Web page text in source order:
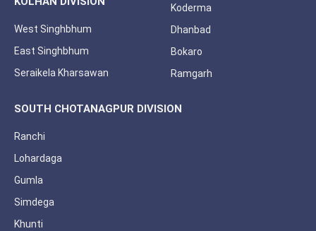
West Singhbhum
East Singhbhum
Seraikela Kharsawan
Koderma
Dhanbad
Bokaro
Ramgarh
SOUTH CHOTANAGPUR DIVISION
Ranchi
Lohardaga
Gumla
Simdega
Khunti